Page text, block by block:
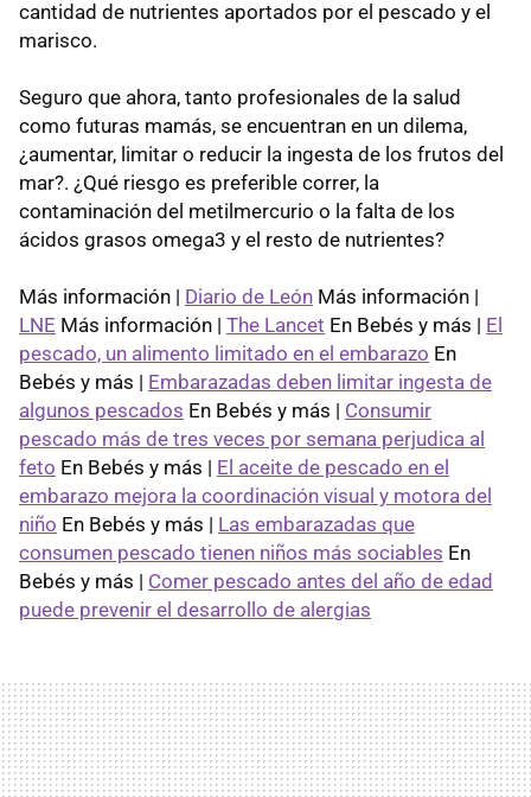
cantidad de nutrientes aportados por el pescado y el
marisco.
Seguro que ahora, tanto profesionales de la salud
como futuras mamás, se encuentran en un dilema,
¿aumentar, limitar o reducir la ingesta de los frutos del
mar?. ¿Qué riesgo es preferible correr, la
contaminación del metilmercurio o la falta de los
ácidos grasos omega3 y el resto de nutrientes?
Más información | Diario de León Más información |
LNE Más información | The Lancet En Bebés y más | El
pescado, un alimento limitado en el embarazo En
Bebés y más | Embarazadas deben limitar ingesta de
algunos pescados En Bebés y más | Consumir
pescado más de tres veces por semana perjudica al
feto En Bebés y más | El aceite de pescado en el
embarazo mejora la coordinación visual y motora del
niño En Bebés y más | Las embarazadas que
consumen pescado tienen niños más sociables En
Bebés y más | Comer pescado antes del año de edad
puede prevenir el desarrollo de alergias